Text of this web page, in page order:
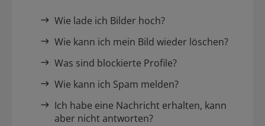
Wie lade ich Bilder hoch?
Wie kann ich mein Bild wieder löschen?
Was sind blockierte Profile?
Wie kann ich Spam melden?
Ich habe eine Nachricht erhalten, kann
aber nicht antworten?